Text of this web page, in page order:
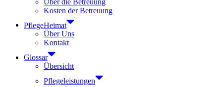
Kosten der Betreuung
PflegeHeimat
Über Uns
Kontakt
Glossar
Übersicht
Pflegeleistungen